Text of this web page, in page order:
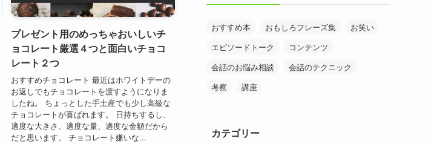
プレゼント用のめっちゃおいしいチ
ョコレート厳選４つと面白いチョコ
レート２つ
おすすめチョコレート 最近はホワイトデーの
お返しでもチョコレートを渡すようになりま
したね。 ちょっとした手土産でも少し高級な
チョコレートが喜ばれます。 日持ちするし、
適度な大きさ、適度な量、適度な金額だから
だと思います。 チョコレート嫌いな...
おすすめ本 おもしろフレーズ集
お笑い
エピソードトーク
コンテンツ
会話のお悩み相談
会話のテクニック
考察
講座
カテゴリー